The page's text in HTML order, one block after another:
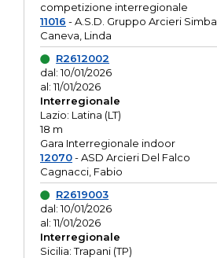
competizione interregionale
11016 - A.S.D. Gruppo Arcieri Simba
Caneva, Linda
R2612002
dal: 10/01/2026
al: 11/01/2026
Interregionale
Lazio: Latina (LT)
18 m
Gara Interregionale indoor
12070- ASD Arcieri Del Falco
Cagnacci, Fabio
R2619003
dal: 10/01/2026
al: 11/01/2026
Interregionale
Sicilia: Trapani (TP)